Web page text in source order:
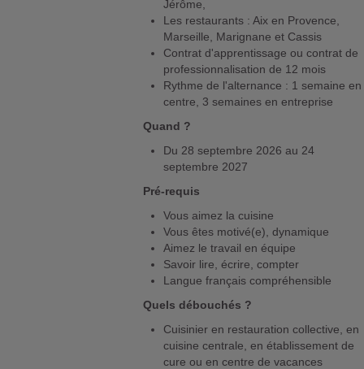
Jérôme,
Les restaurants : Aix en Provence,
Marseille, Marignane et Cassis
Contrat d'apprentissage ou contrat de
professionnalisation de 12 mois
Rythme de l'alternance : 1 semaine en
centre, 3 semaines en entreprise
Quand ?
Du 28 septembre 2026 au 24
septembre 2027
Pré-requis
Vous aimez la cuisine
Vous êtes motivé(e), dynamique
Aimez le travail en équipe
Savoir lire, écrire, compter
Langue français compréhensible
Quels débouchés ?
Cuisinier en restauration collective, en
cuisine centrale, en établissement de
cure ou en centre de vacances